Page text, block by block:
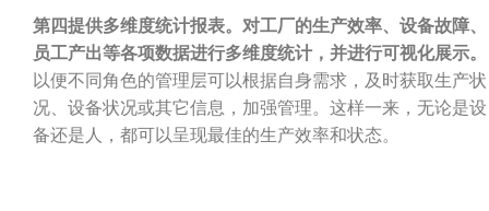
第四提供多维度统计报表。对工厂的生产效率、设备故障、
员工产出等各项数据进行多维度统计，并进行可视化展示。
以便不同角色的管理层可以根据自身需求，及时获取生产状
况、设备状况或其它信息，加强管理。这样一来，无论是设
备还是人，都可以呈现最佳的生产效率和状态。